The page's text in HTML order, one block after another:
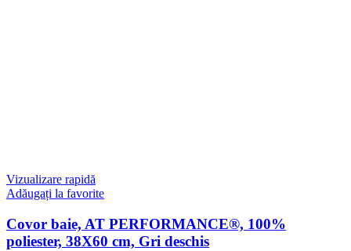
Vizualizare rapidă
Adăugați la favorite
Covor baie, AT PERFORMANCE®, 100%
poliester, 38X60 cm, Gri deschis